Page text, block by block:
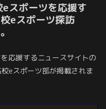
スポーツを応援す
eスポーツ探訪
応援するニュースサイトの
eスポーツ部が掲載されま